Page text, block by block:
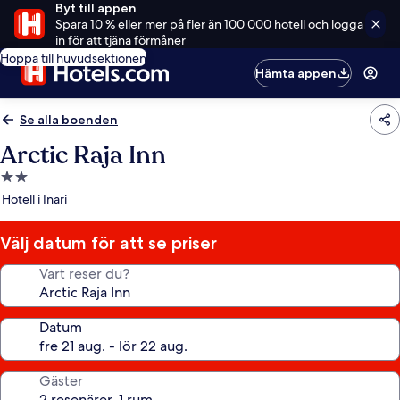
Byt till appen
Spara 10 % eller mer på fler än 100 000 hotell och logga
in för att tjäna förmåner
Hoppa till huvudsektionen
Hämta appen
Se alla boenden
Arctic Raja Inn
2.0-
stjärnigt
Hotell i Inari
Välj datum för att se priser
Vart reser du?
Datum
Gäster